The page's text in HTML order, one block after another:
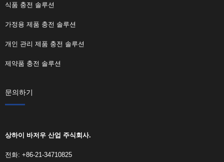
식품 충전 솔루션
가정용 제품 충전 솔루션
개인 관리 제품 충전 솔루션
제약품 충전 솔루션
문의하기
상하이 바저우 산업 주식회사.
전화: +86-21-34710825